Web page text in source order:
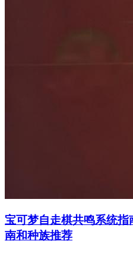
宝可梦自走棋共鸣系统
南和种族推荐